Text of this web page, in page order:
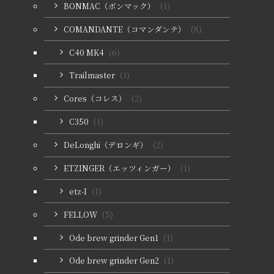
BONMAC（ボンマック）
(1)
COMANDANTE（コマンダンテ）
(8)
C40 MK4 (6)
Trailmaster (1)
Cores（コレス）
(2)
C350 (1)
DeLonghi（デロンギ）
(2)
ETZINGER（エッツィンガー）
(1)
etz-I (1)
FELLOW (5)
Ode brew grinder Gen1 (1)
Ode brew grinder Gen2 (1)